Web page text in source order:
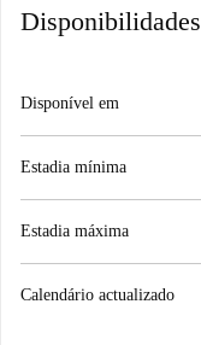
Disponibilidades
Disponível em
Estadia mínima
Estadia máxima
Calendário actualizado